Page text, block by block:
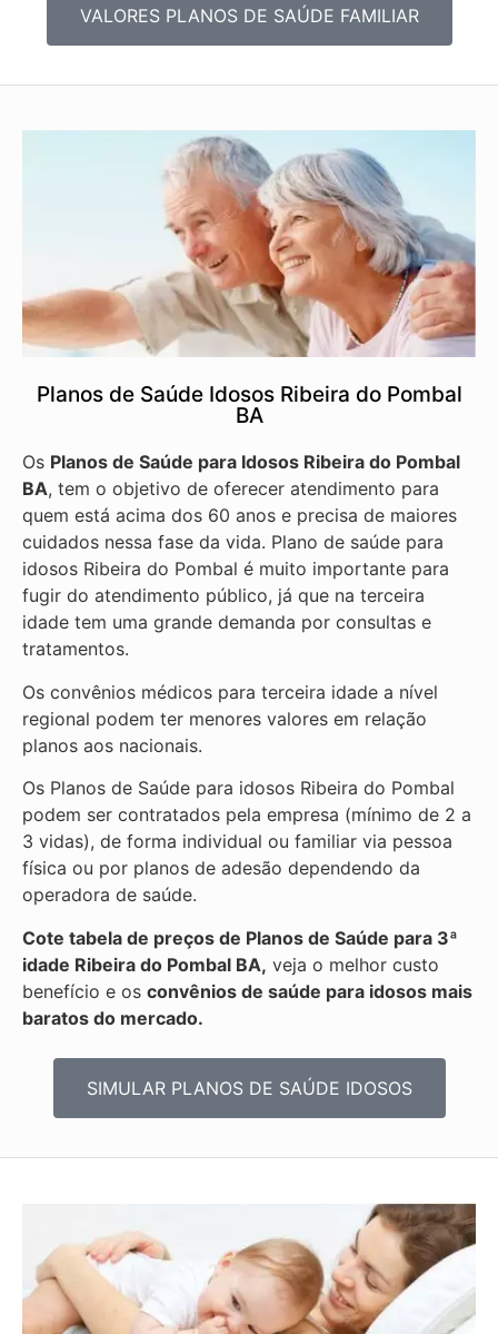
VALORES PLANOS DE SAÚDE FAMILIAR
Planos de Saúde Idosos Ribeira do Pombal
BA
Os Planos de Saúde para Idosos Ribeira do Pombal
BA, tem o objetivo de oferecer atendimento para
quem está acima dos 60 anos e precisa de maiores
cuidados nessa fase da vida. Plano de saúde para
idosos Ribeira do Pombal é muito importante para
fugir do atendimento público, já que na terceira
idade tem uma grande demanda por consultas e
tratamentos.
Os convênios médicos para terceira idade a nível
regional podem ter menores valores em relação
planos aos nacionais.
Os Planos de Saúde para idosos Ribeira do Pombal
podem ser contratados pela empresa (mínimo de 2 a
3 vidas), de forma individual ou familiar via pessoa
física ou por planos de adesão dependendo da
operadora de saúde.
Cote tabela de preços de Planos de Saúde para 3ª
idade Ribeira do Pombal BA, veja o melhor custo
benefício e os convênios de saúde para idosos mais
baratos do mercado.
SIMULAR PLANOS DE SAÚDE IDOSOS